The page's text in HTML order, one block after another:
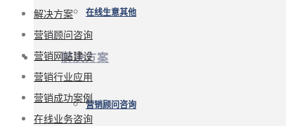
在线生意其他
解决方案
营销顾问咨询
解决方案
营销顾问咨询
营销网站建设
营销行业应用
营销成功案例
在线业务咨询